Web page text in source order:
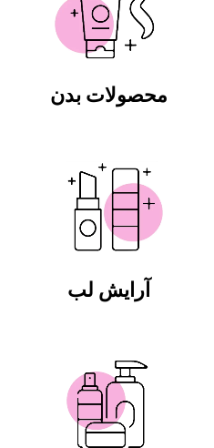
محصولات بدن
آرایش لب